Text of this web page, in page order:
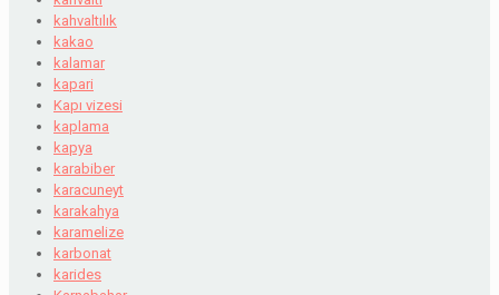
kahvaltılık
kakao
kalamar
kapari
Kapı vizesi
kaplama
kapya
karabiber
karacuneyt
karakahya
karamelize
karbonat
karides